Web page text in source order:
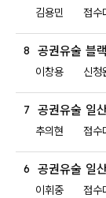
김용민 접수
8 공권유술 블
이창용 신청
7 공권유술 일
추의현 접수
6 공권유술 일
이휘중 접수